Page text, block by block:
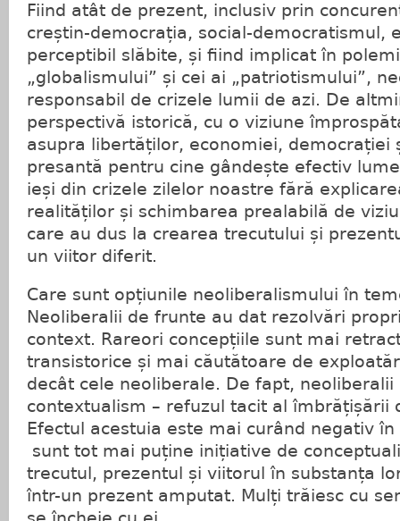
Fiind atât de prezent, inclusiv prin
creștin-democrația, social-democratismul,
perceptibil slăbite, și fiind implicat în
„globalismului” și cei ai „patriotismului”,
responsabil de crizele lumii de azi. De
perspectivă istorică, cu o viziune
asupra libertăților, economiei, democrației
presantă pentru cine gândește efectiv
ieși din crizele zilelor noastre fără
realităților și schimbarea prealabilă de
care au dus la crearea trecutului și
un viitor diferit.
Care sunt opțiunile neoliberalismului în
Neoliberalii de frunte au dat rezolvări
context. Rareori concepțiile sunt mai
transistorice și mai căutătoare de
decât cele neoliberale. De fapt, neoliberalii
contextualism – refuzul tacit al îmbrățișării
Efectul acestuia este mai curând negativ
sunt tot mai puține inițiative de
trecutul, prezentul și viitorul în substanța
într-un prezent amputat. Mulți trăiesc cu